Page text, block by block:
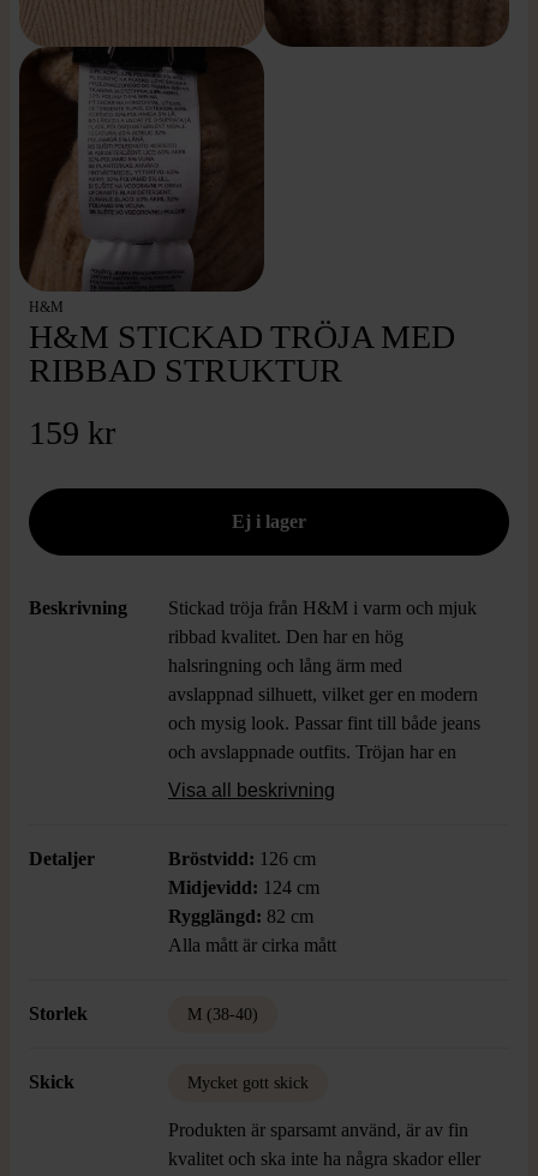
H&M
H&M STICKAD TRÖJA MED
RIBBAD STRUKTUR
159 kr
Beskrivning
Stickad tröja från H&M i varm och mjuk
ribbad kvalitet. Den har en hög
halsringning och lång ärm med
avslappnad silhuett, vilket ger en modern
och mysig look. Passar fint till både jeans
och avslappnade outfits. Tröjan har en
tidlös känsla tack vare sin enfärgade,
Visa all beskrivning
Detaljer Bröstvidd: 126 cm
Midjevidd: 124 cm
Rygglängd: 82 cm
Alla mått är cirka mått
Storlek M (38-40)
Skick Mycket gott skick
Produkten är sparsamt använd, är av fin
kvalitet och ska inte ha några skador eller